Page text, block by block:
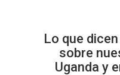
Lo que
sobre
Uganda y